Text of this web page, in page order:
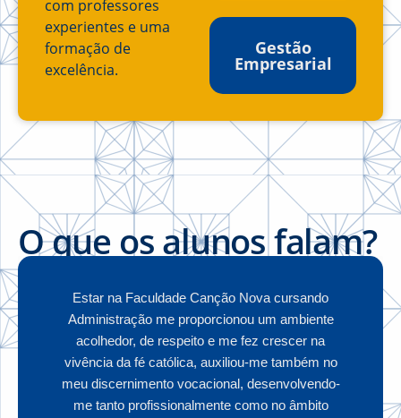
com professores
experientes e uma
formação de
excelência.
Gestão
Empresarial
O que os alunos falam?
Estar na Faculdade Canção Nova cursando
Administração me proporcionou um ambiente
acolhedor, de respeito e me fez crescer na
vivência da fé católica, auxiliou-me também no
meu discernimento vocacional, desenvolvendo-
me tanto profissionalmente como no âmbito